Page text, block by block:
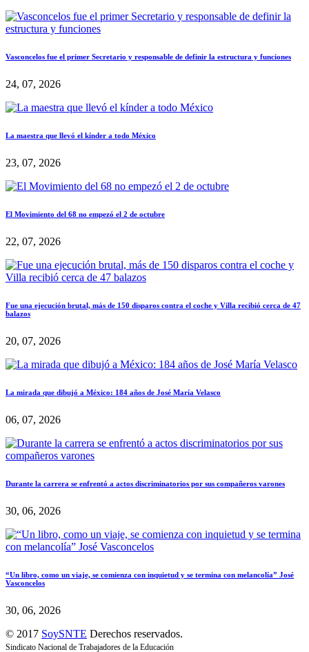
Vasconcelos fue el primer Secretario y responsable de definir la estructura y funciones
24, 07, 2026
La maestra que llevó el kínder a todo México
23, 07, 2026
El Movimiento del 68 no empezó el 2 de octubre
22, 07, 2026
Fue una ejecución brutal, más de 150 disparos contra el coche y Villa recibió cerca de 47
balazos
20, 07, 2026
La mirada que dibujó a México: 184 años de José María Velasco
06, 07, 2026
Durante la carrera se enfrentó a actos discriminatorios por sus compañeros varones
30, 06, 2026
“Un libro, como un viaje, se comienza con inquietud y se termina con melancolía” José
Vasconcelos
30, 06, 2026
© 2017 SoySNTE Derechos reservados.
Sindicato Nacional de Trabajadores de la Educación